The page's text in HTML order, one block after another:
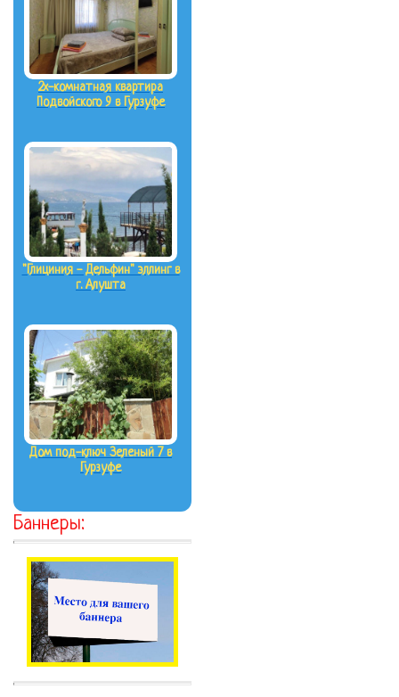
2х-комнатная квартира
Подвойского 9 в Гурзуфе
"Глициния - Дельфин" эллинг в
г. Алушта
Дом под-ключ Зеленый 7 в
Гурзуфе
Баннеры: